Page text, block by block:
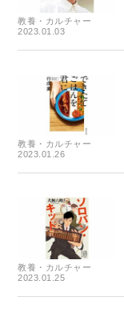
教養・カルチャー
2023.01.03
教養・カルチャー
2023.01.26
教養・カルチャー
2023.01.25